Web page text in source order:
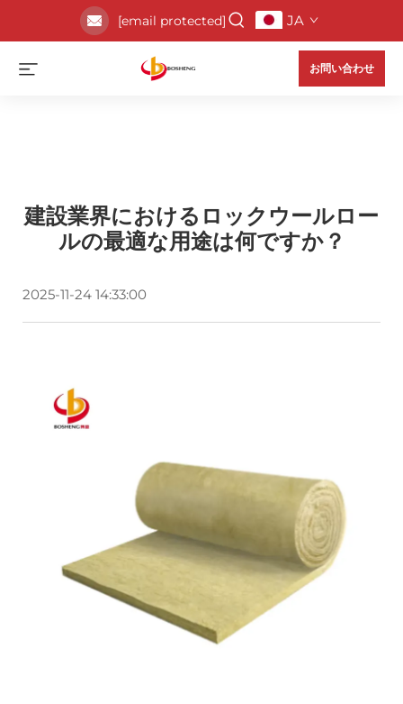
[email protected] JA
お問い合わせ
建設業界におけるロックウールロー
ルの最適な用途は何ですか？
2025-11-24 14:33:00